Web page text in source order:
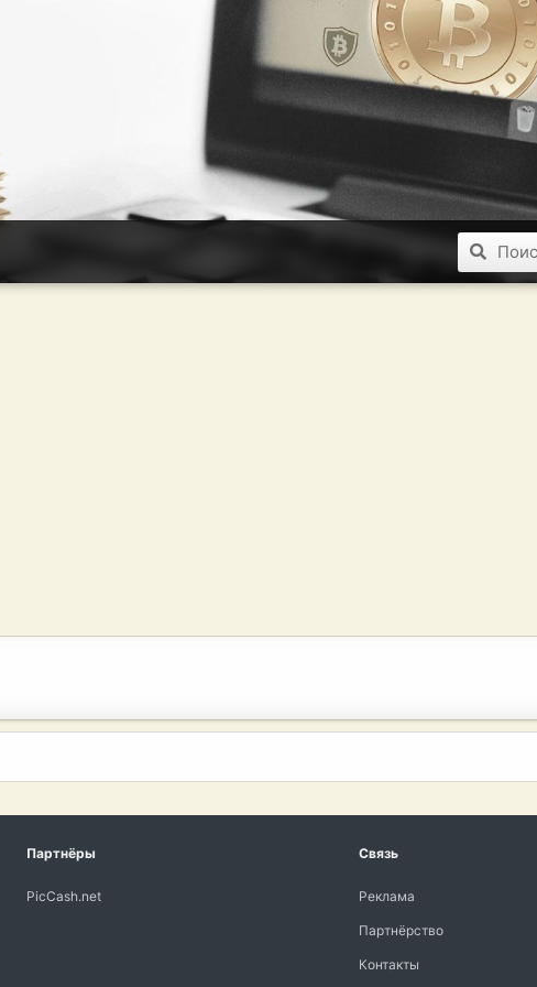
Партнёры
PicCash.net
Связь
Реклама
Партнёрство
Контакты